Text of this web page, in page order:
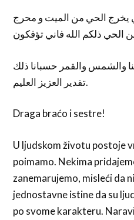
يخرج الحي من الميت و محرج
والشمس والقمر حسبانا ذلك
تقدير العزيز العليم.
Draga braćo i sestre!
U ljudskom životu postoje
poimamo. Nekima
zanemarujemo, misleći da
jednostavne istine da su
po svome karakteru.